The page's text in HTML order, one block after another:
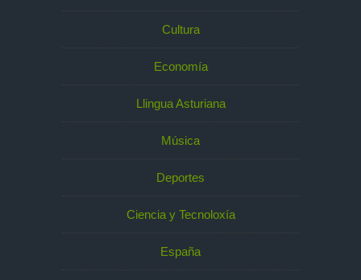
Cultura
Economía
Llingua Asturiana
Música
Deportes
Ciencia y Tecnoloxía
España